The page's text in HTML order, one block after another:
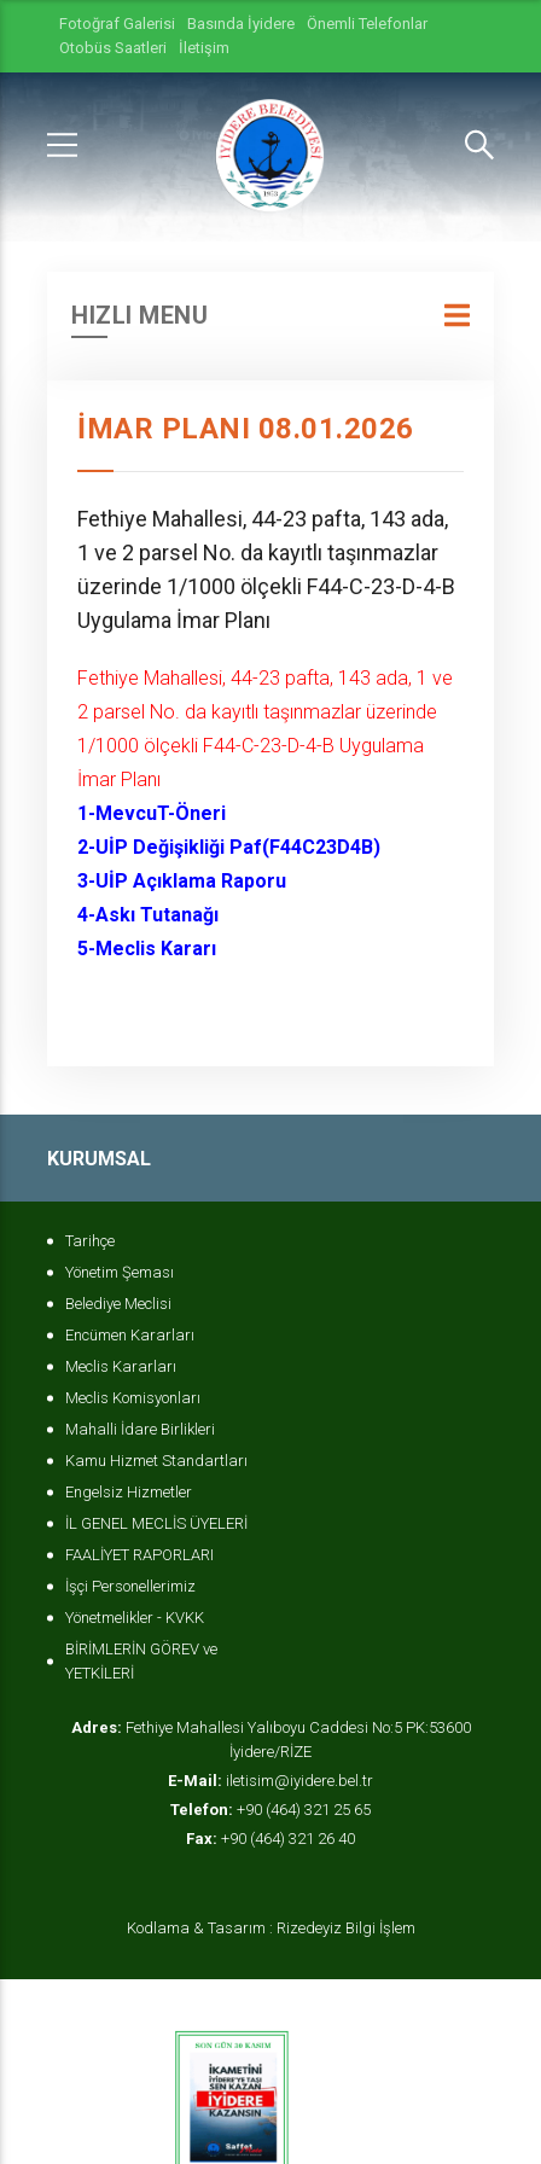
Fotoğraf Galerisi Basında İyidere
Önemli Telefonlar
Otobüs Saatleri
İletişim
HIZLI MENU
İMAR PLANI 08.01.2026
Fethiye Mahallesi, 44-23 pafta, 143 ada,
1 ve 2 parsel No. da kayıtlı taşınmazlar
üzerinde 1/1000 ölçekli F44-C-23-D-4-B
Uygulama İmar Planı
Fethiye Mahallesi, 44-23 pafta, 143 ada, 1 ve
2 parsel No. da kayıtlı taşınmazlar üzerinde
1/1000 ölçekli F44-C-23-D-4-B Uygulama
İmar Planı
1-MevcuT-Öneri
2-UİP Değişikliği Paf(F44C23D4B)
3-UİP Açıklama Raporu
4-Askı Tutanağı
5-Meclis Kararı
KURUMSAL
Tarihçe
Yönetim Şeması
Belediye Meclisi
Encümen Kararları
Meclis Kararları
Meclis Komisyonları
Mahalli İdare Birlikleri
Kamu Hizmet Standartları
Engelsiz Hizmetler
İL GENEL MECLİS ÜYELERİ
FAALİYET RAPORLARI
İşçi Personellerimiz
Yönetmelikler - KVKK
BİRİMLERİN GÖREV ve
YETKİLERİ
Adres: Fethiye Mahallesi Yalıboyu Caddesi No:5 PK:53600
İyidere/RİZE
E-Mail: iletisim@iyidere.bel.tr
Telefon: +90 (464) 321 25 65
Fax: +90 (464) 321 26 40
Kodlama & Tasarım : Rizedeyiz Bilgi İşlem